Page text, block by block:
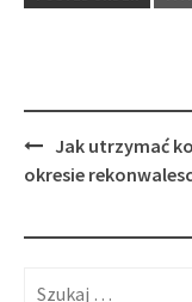
Post
navigation
Jak utrzymać
okresie